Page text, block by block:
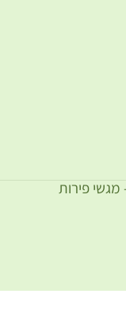
פירות